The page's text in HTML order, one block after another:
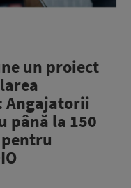
un proiect
Angajatorii
până la 150